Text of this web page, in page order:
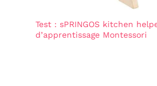
Test : sPRINGOS kitchen
d’apprentissage Montessori